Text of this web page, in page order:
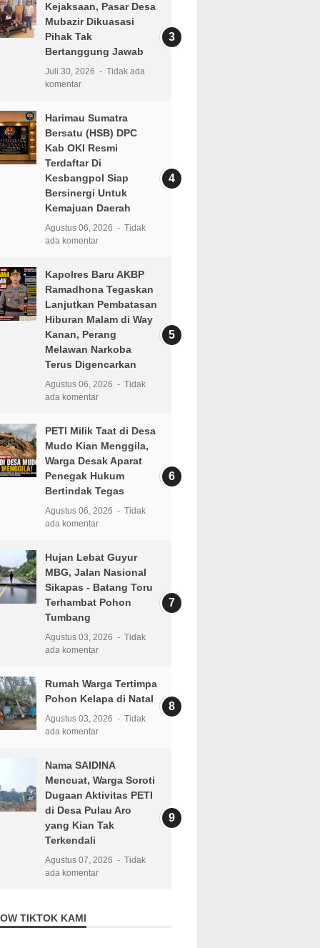
Kejaksaan, Pasar Desa
Mubazir Dikuasasi
Pihak Tak
Bertanggung Jawab
Juli 30, 2026
Tidak ada
komentar
Harimau Sumatra
Bersatu (HSB) DPC
Kab OKI Resmi
Terdaftar Di
Kesbangpol Siap
Bersinergi Untuk
Kemajuan Daerah
Agustus 06, 2026
Tidak
ada komentar
Kapolres Baru AKBP
Ramadhona Tegaskan
Lanjutkan Pembatasan
Hiburan Malam di Way
Kanan, Perang
Melawan Narkoba
Terus Digencarkan
Agustus 06, 2026
Tidak
ada komentar
PETI Milik Taat di Desa
Mudo Kian Menggila,
Warga Desak Aparat
Penegak Hukum
Bertindak Tegas
Agustus 06, 2026
Tidak
ada komentar
Hujan Lebat Guyur
MBG, Jalan Nasional
Sikapas - Batang Toru
Terhambat Pohon
Tumbang
Agustus 03, 2026
Tidak
ada komentar
Rumah Warga Tertimpa
Pohon Kelapa di Natal
Agustus 03, 2026
Tidak
ada komentar
Nama SAIDINA
Mencuat, Warga Soroti
Dugaan Aktivitas PETI
di Desa Pulau Aro
yang Kian Tak
Terkendali
Agustus 07, 2026
Tidak
ada komentar
TIKTOK KAMI